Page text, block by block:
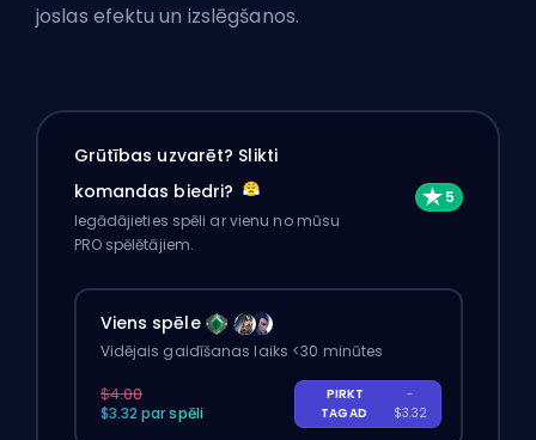
joslas efektu un izslēgšanos.
Grūtības uzvarēt? Slikti
komandas biedri?
Iegādājieties spēli ar vienu no mūsu
PRO spēlētājiem.
Viens spēle
Vidējais gaidīšanas laiks <30 minūtes
$4.00
$3.32 par spēli
PIRKT
TAGAD
-
$3.32